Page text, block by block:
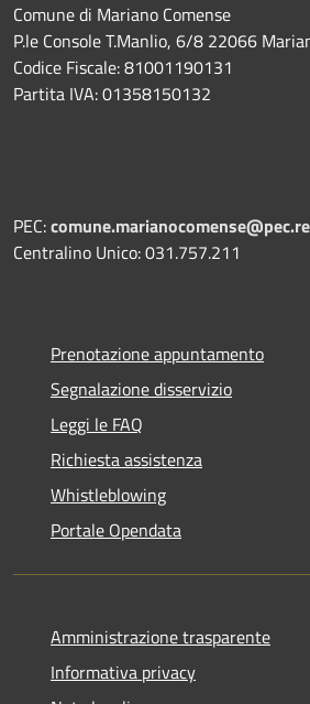
Comune di Mariano Comense
P.le Console T.Manlio, 6/8 22066
Codice Fiscale: 81001190131
Partita IVA: 01358150132
PEC:
Centralino Unico: 031.757.211
Prenotazione appuntamento
Segnalazione disservizio
Leggi le FAQ
Richiesta assistenza
Whistleblowing
Portale Opendata
Amministrazione trasparente
Informativa privacy